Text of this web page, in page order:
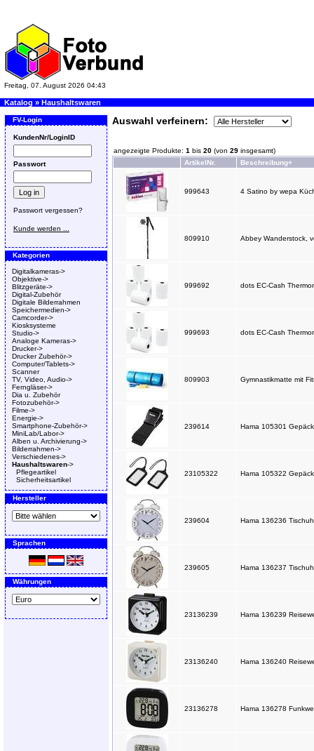
Freitag, 07. August 2026 04:43
Katalog » Haushaltswaren
FV-Login
KundenNr/LoginID
Passwort
Passwort vergessen?
Kunde werden ...
Kategorien
Digitalkameras->
Objektive->
Blitzgeräte->
Digital-Zubehör
Digitale Bilderrahmen
Speichermedien->
Camcorder->
Kiosksysteme
Studio->
Analoge Kameras->
Drucker->
Drucker Zubehör->
Computer/Tablets->
Scanner
TV, Video, Audio->
Ferngläser->
Dia u. Zubehör
Fotozubehör->
Filme->
Energie->
Smartphone-Zubehör->
MiniLab/Labor->
Alben u. Archivierung->
Bilderrahmen->
Verschiedenes->
Haushaltswaren->
Pflegeartikel
Sicherheitsartikel
Hersteller
Sprachen
Währungen
Auswahl verfeinern:
angezeigte Produkte: 1 bis 20 (von 29 insgesamt)
ArtikelNr.
Beschreibung+
999643 4 Satino by wepa
809910 Abbey Wanderstock,
999692 dots EC-Cash
999693 dots EC-Cash
809903 Gymnastikmatte mit
239614 Hama 105301
23105322 Hama 105322
239604 Hama 136236
239605 Hama 136237
23136239 Hama 136239
23136240 Hama 136240
23136278 Hama 136278